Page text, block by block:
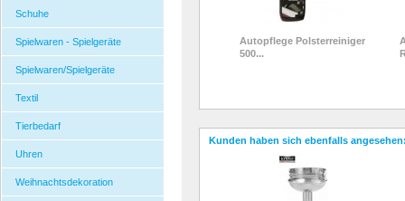
Schuhe
Spielwaren - Spielgeräte
Spielwaren/Spielgeräte
Textil
Tierbedarf
Uhren
Weihnachtsdekoration
Autopflege Polsterreiniger
500...
Kunden haben sich ebenfalls